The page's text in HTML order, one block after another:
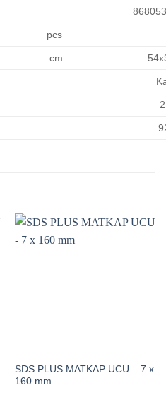
pcs
cm
SDS PLUS MATKAP UCU – 7 x
160 mm